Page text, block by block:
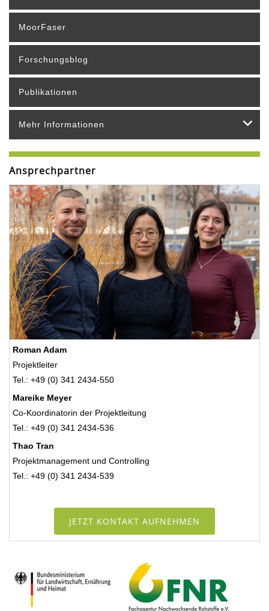
MoorFaser
Forschungsblog
Publikationen
Mehr Informationen
Ansprechpartner
Roman Adam
Projektleiter
Tel.: +49 (0) 341 2434-550
Mareike Meyer
Co-Koordinatorin der Projektleitung
Tel.: +49 (0) 341 2434-536
Thao Tran
Projektmanagement und Controlling
Tel.: +49 (0) 341 2434-539
JETZT KONTAKT AUFNEHMEN